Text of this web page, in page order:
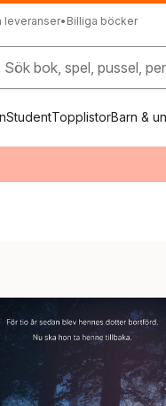
leveranser• Billiga böcker
Sök bok, spel, pussel,
StudentTopplistorBarn &